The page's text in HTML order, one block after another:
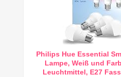
Philips Hue Essential
Lampe, Weiß und
Leuchtmittel, E27